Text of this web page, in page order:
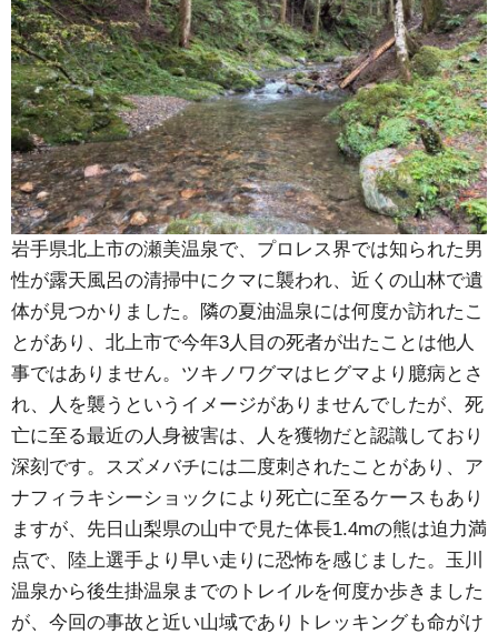
岩手県北上市の瀬美温泉で、プロレス界では知られた男
性が露天風呂の清掃中にクマに襲われ、近くの山林で遺
体が見つかりました。隣の夏油温泉には何度か訪れたこ
とがあり、北上市で今年3人目の死者が出たことは他人
事ではありません。ツキノワグマはヒグマより臆病とさ
れ、人を襲うというイメージがありませんでしたが、死
亡に至る最近の人身被害は、人を獲物だと認識しており
深刻です。スズメバチには二度刺されたことがあり、ア
ナフィラキシーショックにより死亡に至るケースもあり
ますが、先日山梨県の山中で見た体長1.4mの熊は迫力満
点で、陸上選手より早い走りに恐怖を感じました。玉川
温泉から後生掛温泉までのトレイルを何度か歩きました
が、今回の事故と近い山域でありトレッキングも命がけ